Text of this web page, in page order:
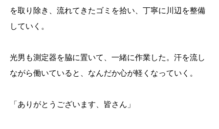
を取り除き、流れてきたゴミを拾い、丁寧に川辺を整備
していく。
光男も測定器を脇に置いて、一緒に作業した。汗を流し
ながら働いていると、なんだか心が軽くなっていく。
「ありがとうございます、皆さん」